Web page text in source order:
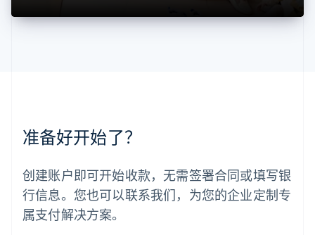
准备好开始了？
创建账户即可开始收款，无需签署合同或填写银
行信息。您也可以联系我们，为您的企业定制专
属支付解决方案。
美国
日本
日本語English
SvenskaEnglish
瑞士
DeutschFrançais ItalianoEnglish
塞浦路斯